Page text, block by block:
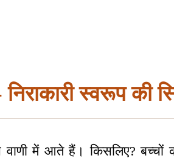
स्वरूप की
वाणी में आते हैं। किसलिए?